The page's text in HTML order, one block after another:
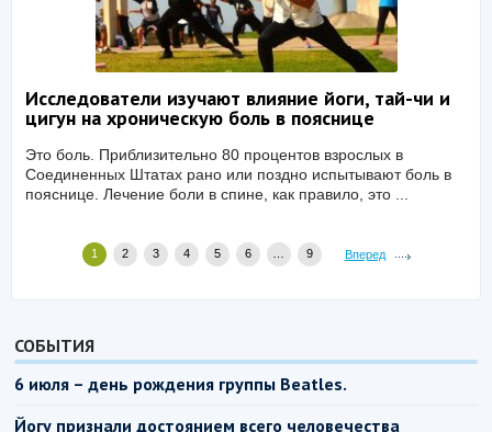
Исследователи изучают влияние йоги, тай-чи и
цигун на хроническую боль в пояснице
Это боль. Приблизительно 80 процентов взрослых в
Соединенных Штатах рано или поздно испытывают боль в
пояснице. Лечение боли в спине, как правило, это ...
1 2 3 4 5 6 9 Вперед
СОБЫТИЯ
6 июля – день рождения группы Beatles.
Йогу признали достоянием всего человечества